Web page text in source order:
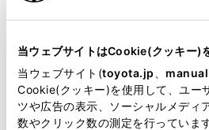
当ウェブサイトはCookie(クッキー)
当ウェブサイト(toyota.jp
Cookie(クッキー)を使用して、ユー
ツや広告の表示、ソーシャルメディ
数やクリック数の測定を行っていま
駆動方式 2WD RR
試乗予約